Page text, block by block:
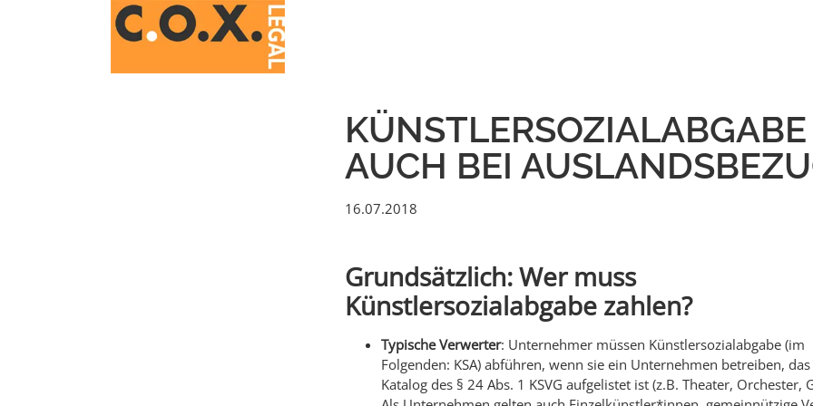
AUCH BEI
16.07.2018
Grundsätzlich: Wer muss
Künstlersozialabgabe zahlen?
Typische Verwerter: Unternehmer müssen Künstlersozialabgabe (im
Folgenden: KSA) abführen, wenn sie ein Unternehmen betreiben,
Katalog des § 24 Abs. 1 KSVG aufgelistet ist (z.B. Theater, Orchester,